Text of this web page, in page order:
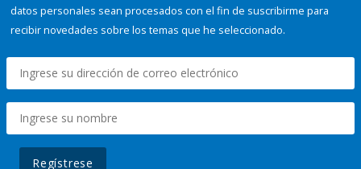
datos personales sean procesados con el fin de suscribirme para
recibir novedades sobre los temas que he seleccionado.
Regístrese